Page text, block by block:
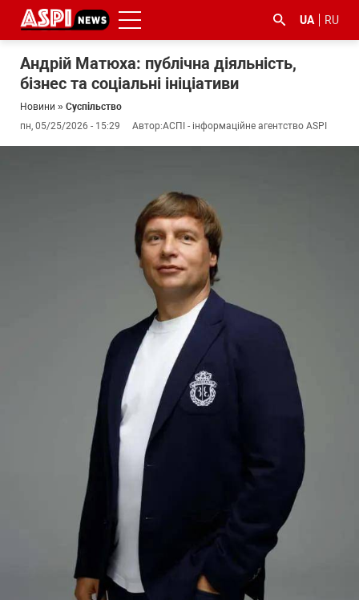
UA RU
Андрій Матюха: публічна діяльність,
бізнес та соціальні ініціативи
Новини » Суспільство
пн, 05/25/2026 - 15:29
Автор:АСПІ - інформаційне агентство ASPI